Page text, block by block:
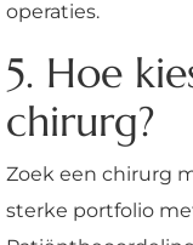
operaties.
5. Hoe
chirurg?
Zoek een chirurg
sterke portfolio